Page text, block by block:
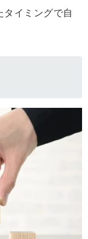
タイミングで自